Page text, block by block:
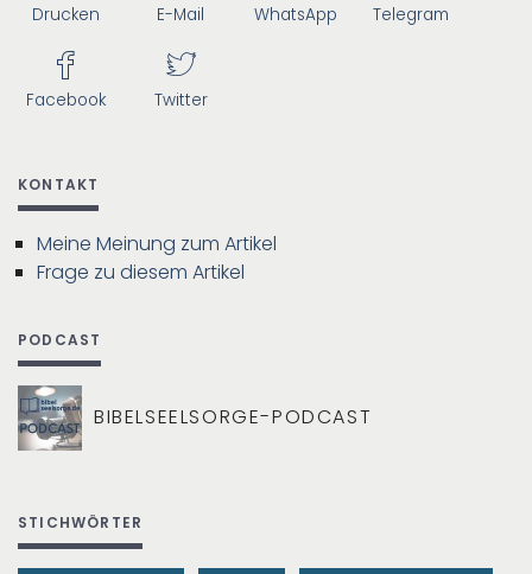
Drucken E-Mail WhatsApp Telegram
Facebook Twitter
KONTAKT
Meine Meinung zum Artikel
Frage zu diesem Artikel
PODCAST
BIBELSEELSORGE-PODCAST
STICHWÖRTER